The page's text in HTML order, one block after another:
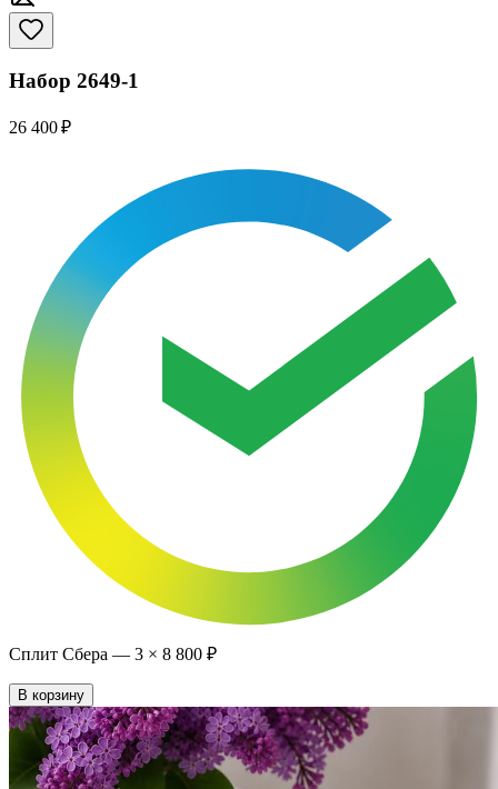
Набор 2649-1
26 400 ₽
Сплит Сбера — 3 × 8 800 ₽
В корзину